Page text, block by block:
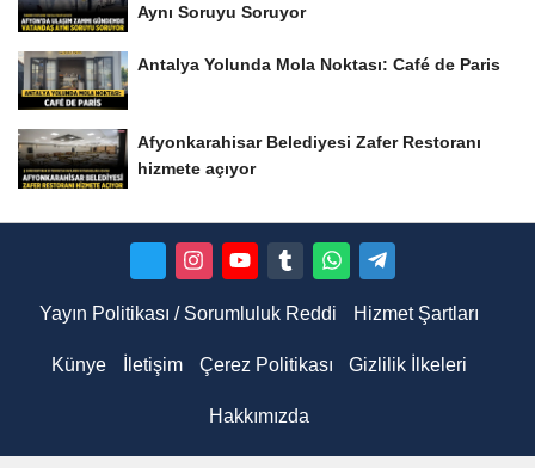
Aynı Soruyu Soruyor
Antalya Yolunda Mola Noktası: Café de Paris
Afyonkarahisar Belediyesi Zafer Restoranı
hizmete açıyor
Yayın Politikası / Sorumluluk Reddi Hizmet Şartları
Künye İletişim Çerez Politikası Gizlilik İlkeleri
Hakkımızda